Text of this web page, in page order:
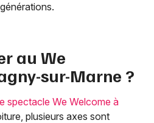
au We
sur-Marne ?
spectacle We Welcome à
plusieurs axes sont